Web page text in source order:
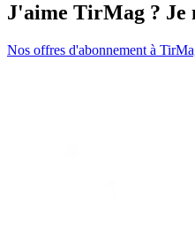
J'aime TirMag ? Je
Nos offres d'abonnement à